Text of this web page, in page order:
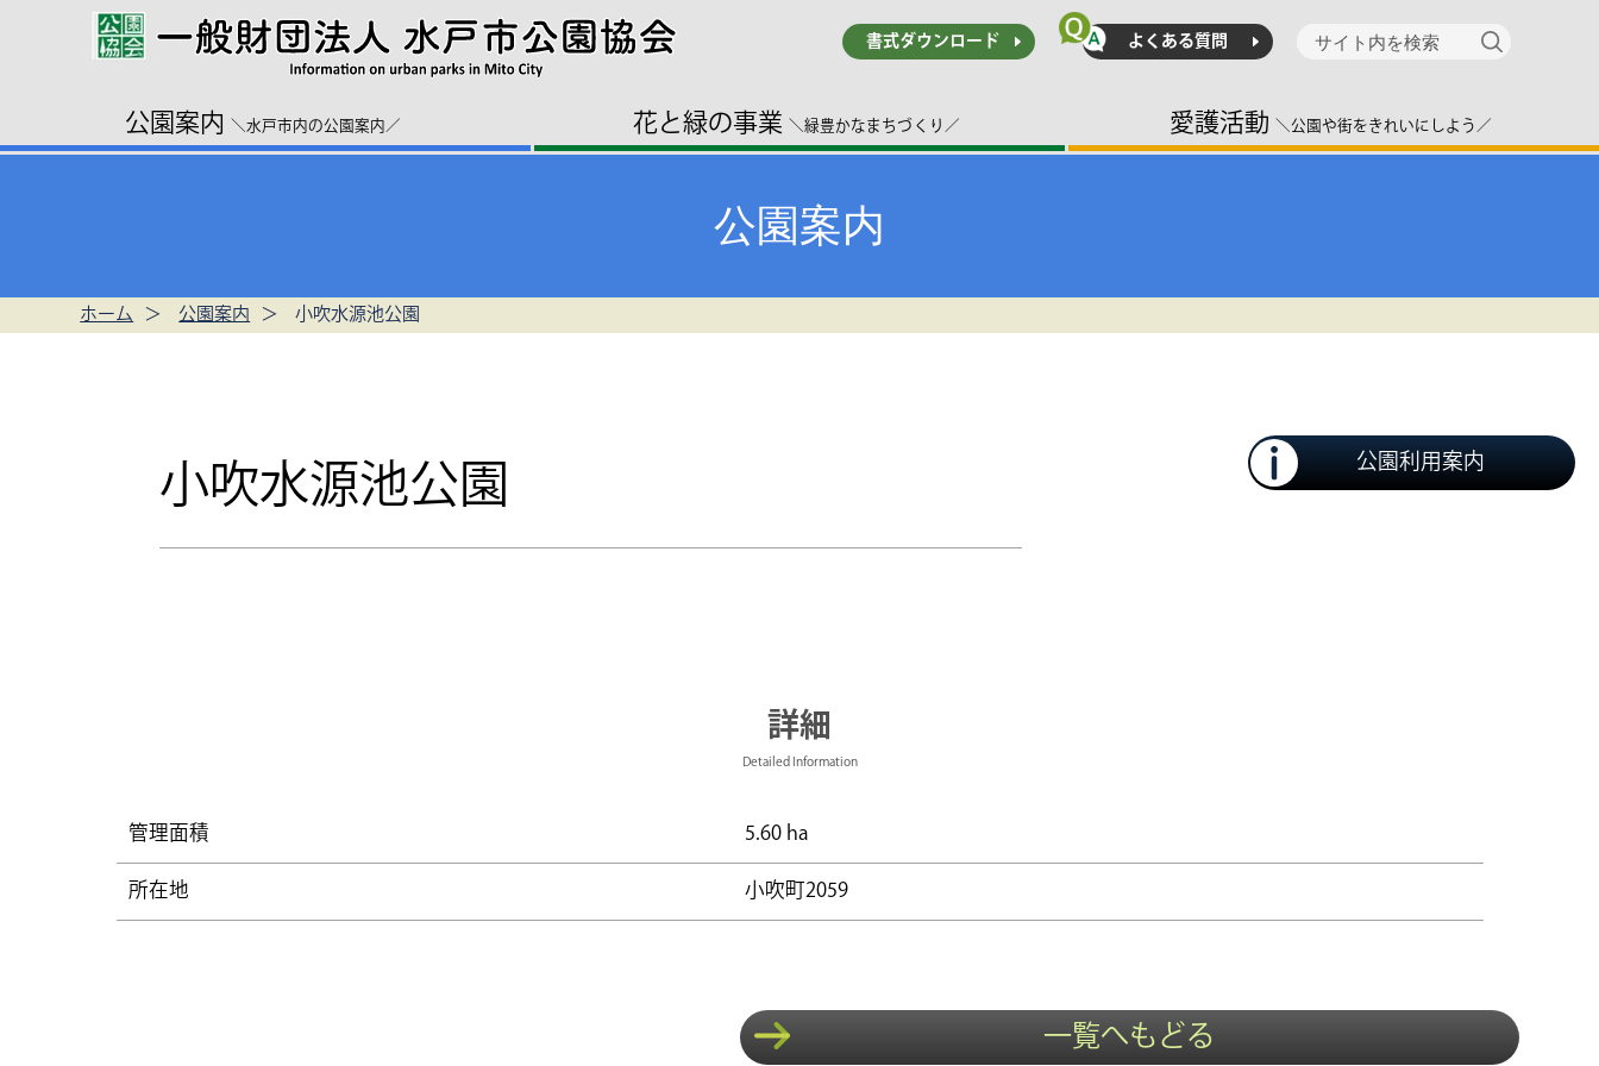
書式ダウンロード よくある質問
公園案内 ＼水戸市内の公園案内／ 花と緑の事業 ＼緑豊かなまちづくり／ 愛護活動 ＼公園や街をきれいにしよう／
公園案内
ホーム 公園案内 小吹水源池公園
小吹水源池公園 公園利用案内
詳細
Detailed Information
管理面積
5.60 ha
所在地
小吹町2059
一覧へもどる